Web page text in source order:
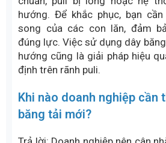
Belota - Đơn vị cung
tải theo yêu cầu cho
Năng lực cung cấp đa
băng tải phục vụ các ngành sản
gồm PVC, PU, cao su, Teflon,
dây đai chống tĩnh điện. Danh
dạng giúp doanh nghiệp dễ